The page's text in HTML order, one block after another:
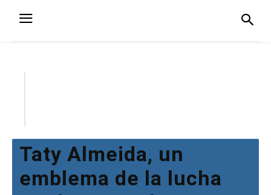
Taty Almeida, un
emblema de la lucha